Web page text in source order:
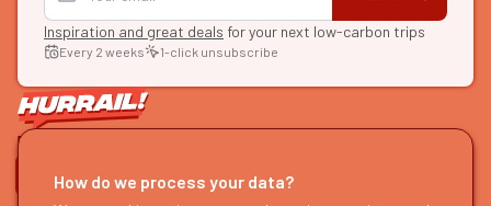
Inspiration and great deals for your next low-carbon trips
Every 2 weeks 1-click unsubscribe
LET'S CONNECT
How do we process your data?